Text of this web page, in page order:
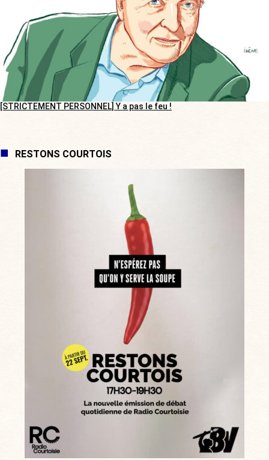
[STRICTEMENT PERSONNEL] Y a pas le feu !
RESTONS COURTOIS